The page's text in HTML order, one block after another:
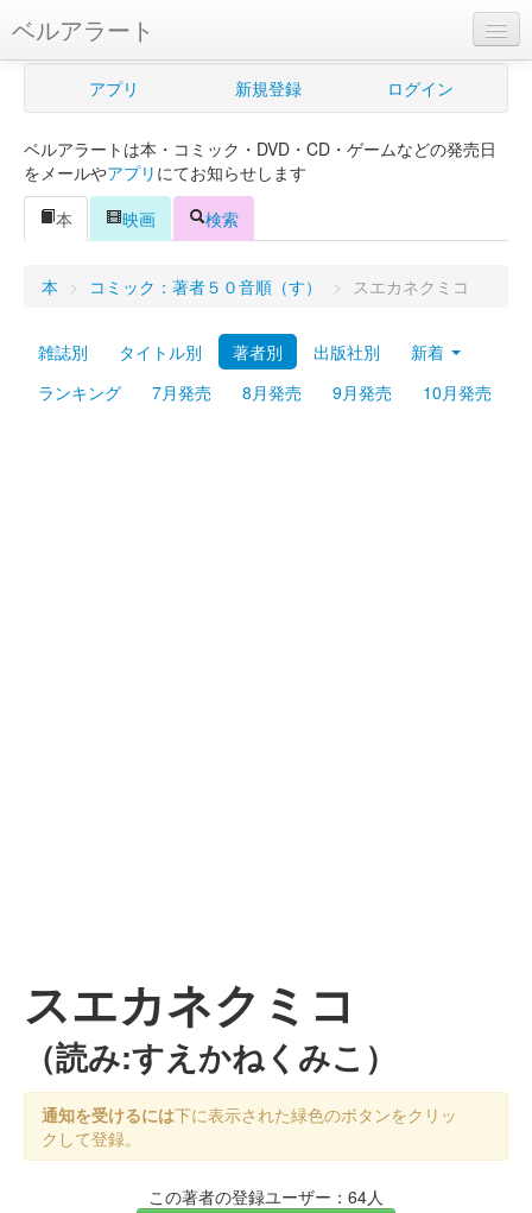
ベルアラート
ベルアラートとは
新規登録
ログイン
Myシェルフ
プレミアム
アプリ 新規登録 ログイン
ベルアラートは本・コミック・DVD・CD・ゲームなどの発売日
をメールやアプリ にてお知らせします
本
映画 検索
本 > コミック：著者５０音順（す） > スエカネクミコ
雑誌別 タイトル別 著者別 出版社別
新着
ランキング
7月発売 8月発売 9月発売 10月発売
スエカネクミコ
（読み:すえかねくみこ）
通知を受けるには下に表示された緑色のボタンをクリッ
クして登録。
この著者の登録ユーザー：64人